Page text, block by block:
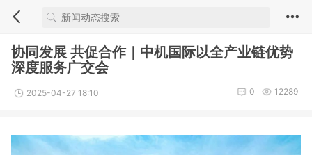
协同发展 共促合作｜中机国际以全产业链优势
深度服务广交会
2025-04-27 18:10 12289
0